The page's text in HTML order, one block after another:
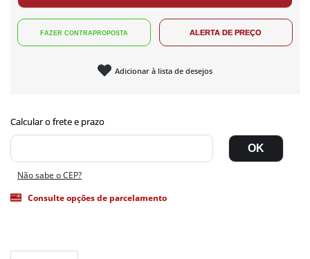
Adicionar à lista de desejos
Não sabe o CEP?
Consulte opções de parcelamento